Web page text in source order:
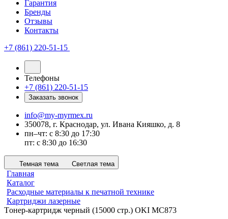
Гарантия
Бренды
Отзывы
Контакты
+7 (861) 220-51-15
Телефоны
+7 (861) 220-51-15
Заказать звонок
info@my-myrmex.ru
350078, г. Краснодар, ул. Ивана Кияшко, д. 8
пн–чт: с 8:30 до 17:30
пт: с 8:30 до 16:30
Темная тема Светлая тема
Главная
Каталог
Расходные материалы к печатной технике
Картриджи лазерные
Tонер-картридж черный (15000 стр.) OKI MC873